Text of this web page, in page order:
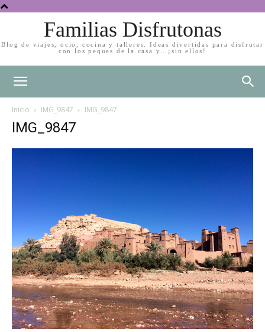
Familias Disfrutonas
Blog de viajes, ocio, cocina y talleres. Ideas divertidas para disfrutar
con los peques de la casa y…¡sin ellos!
Inicio IMG_9847 IMG_9847
IMG_9847